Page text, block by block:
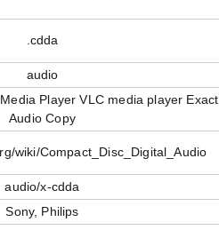
.cdda
audio
Player VLC media player Exact
Audio Copy
wiki/Compact_Disc_Digital_Audio
audio/x-cdda
Sony, Philips